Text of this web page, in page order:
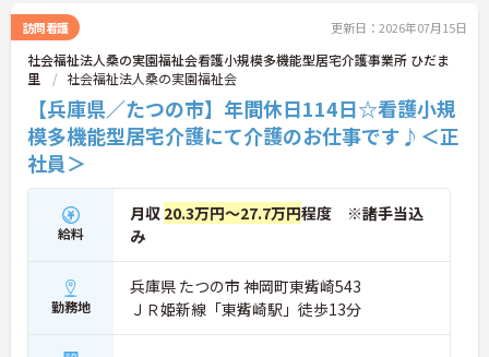
訪問看護 更新日：2026年07月15日
社会福祉法人桑の実園福祉会看護小規模多機能型居宅介護事業所 ひだま
里
社会福祉法人桑の実園福祉会
【兵庫県／たつの市】年間休日114日☆看護小規
模多機能型居宅介護にて介護のお仕事です♪＜正
社員＞
給料
月収 20.3万円～27.7万円程度 ※諸手当込
み
勤務地
兵庫県 たつの市 神岡町東觜崎543
ＪＲ姫新線「東觜崎駅」徒歩13分